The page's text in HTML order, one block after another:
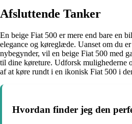
Afsluttende Tanker
En beige Fiat 500 er mere end bare en
elegance og køreglæde. Uanset om du
nybegynder, vil en beige Fiat 500 med
til dine køreture. Udforsk mulighederne
af at køre rundt i en ikonisk Fiat 500 i
Hvordan finder jeg den